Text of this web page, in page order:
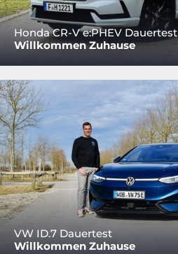
Honda CR-V e:PHEV Dauertest
Willkommen Zuhause
VW ID.7 Dauertest
Willkommen Zuhause